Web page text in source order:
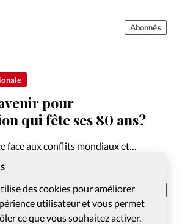
des cookies pour améliorer
utilisateur et vous permet
ce que vous souhaitez activer.
Al-Charaa, une réalité sombre se
Abonnés
pour
qui fête ses 80 ans?
face aux conflits mondiaux et
qui fête ses 80 ans.
Abonnés